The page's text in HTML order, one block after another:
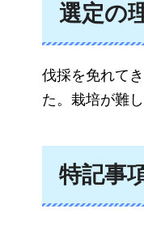
選定の
伐採を免れて
た。栽培が難
特記事